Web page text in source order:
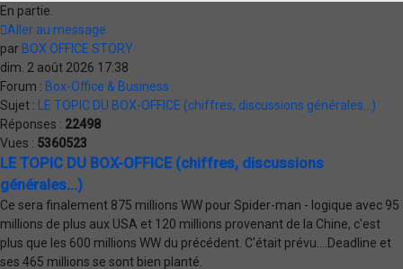
En partie.
Aller au message
par BOX OFFICE STORY
dim. 2 août 2026 17:38
Forum : Box-Office & Business
Sujet :
LE TOPIC DU BOX-OFFICE (chiffres, discussions générales...)
Réponses : 22498
Vues : 5360523
LE TOPIC DU BOX-OFFICE (chiffres, discussions
générales...)
Ce sera finalement 875 millions WW pour Spider-man - logique avec 95
millions de plus aux USA et 120 millions provenant de la Chine, c'est
plus que les 600 millions WW du précédent. C'était prévu....Deadline et
ses 465 millions se sont bien planté.